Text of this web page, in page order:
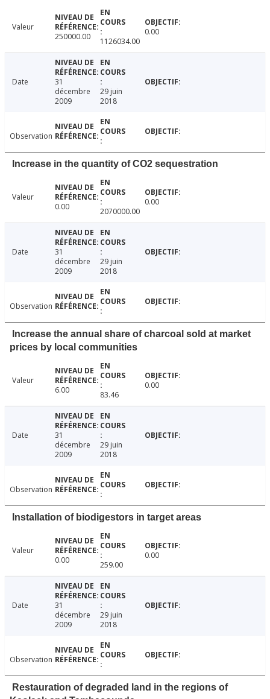
Valeur
250000.00
1126034.00
0.00
Date
31
décembre
2009
29 juin
2018
Observation
Increase in the quantity of CO2 sequestration
Valeur
0.00
2070000.00
0.00
Date
31
décembre
2009
29 juin
2018
Observation
Increase the annual share of charcoal sold at market
prices by local communities
Valeur
6.00
83.46
0.00
Date
31
décembre
2009
29 juin
2018
Observation
Installation of biodigestors in target areas
Valeur
0.00
259.00
0.00
Date
31
décembre
2009
29 juin
2018
Observation
Restauration of degraded land in the regions of